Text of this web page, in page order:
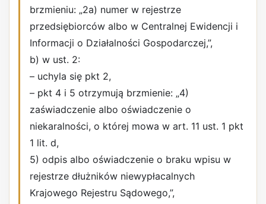
brzmieniu: „2a) numer w rejestrze
przedsiębiorców albo w Centralnej Ewidencji i
Informacji o Działalności Gospodarczej,”,
b) w ust. 2:
– uchyla się pkt 2,
– pkt 4 i 5 otrzymują brzmienie: „4)
zaświadczenie albo oświadczenie o
niekaralności, o której mowa w art. 11 ust. 1 pkt
1 lit. d,
5) odpis albo oświadczenie o braku wpisu w
rejestrze dłużników niewypłacalnych
Krajowego Rejestru Sądowego,”,